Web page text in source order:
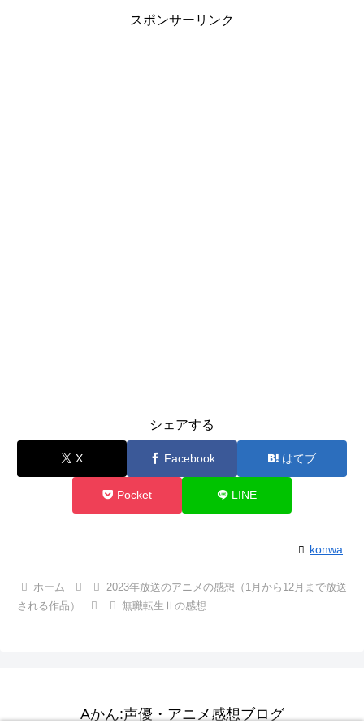
スポンサーリンク
シェアする
X Facebook はてブ
Pocket LINE
konwa
ホーム
2023年放送のアニメの感想（1月から12月まで放送
される作品）
無職転生Ⅱの感想
Aかん:声優・アニメ感想ブログ